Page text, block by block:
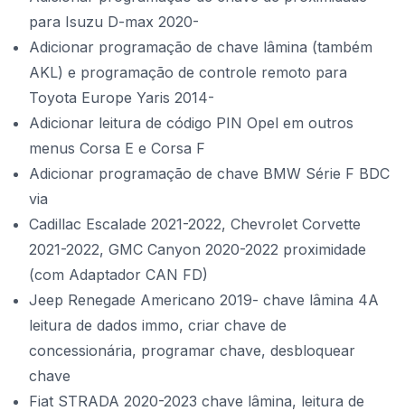
para Isuzu D-max 2020-
Adicionar programação de chave lâmina (também
AKL) e programação de controle remoto para
Toyota Europe Yaris 2014-
Adicionar leitura de código PIN Opel em outros
menus Corsa E e Corsa F
Adicionar programação de chave BMW Série F BDC
via
Cadillac Escalade 2021-2022, Chevrolet Corvette
2021-2022, GMC Canyon 2020-2022 proximidade
(com Adaptador CAN FD)
Jeep Renegade Americano 2019- chave lâmina 4A
leitura de dados immo, criar chave de
concessionária, programar chave, desbloquear
chave
Fiat STRADA 2020-2023 chave lâmina, leitura de